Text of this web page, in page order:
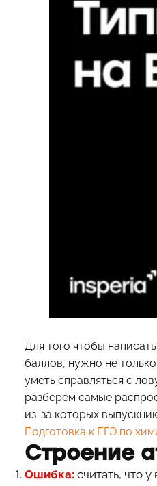
Для того чтобы
баллов, нужно не
уметь справляться с
разберем самые
из-за которых
Подготовка к ЕГЭ по
Строение
Ошибка: считать, что